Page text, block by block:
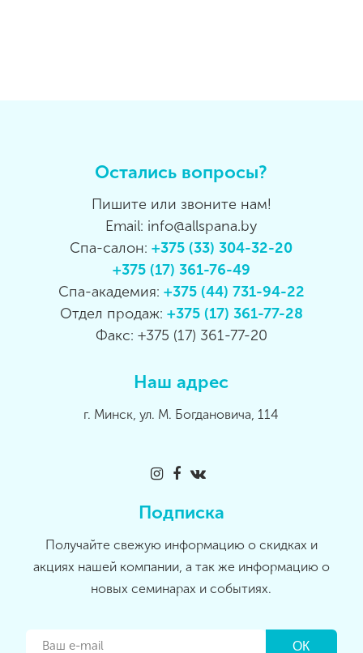
Остались вопросы?
Пишите или звоните нам!
Email: info@allspana.by
Спа-салон:+375 (33) 304-32-20
+375 (17) 361-76-49
Спа-академия: +375 (44) 731-94-22
Отдел продаж: +375 (17) 361-77-28
Факс: +375 (17) 361-77-20
Наш адрес
г. Минск, ул. М. Богдановича, 114
Подписка
Получайте свежую информацию о скидках и
акциях нашей компании, а так же информацию о
новых семинарах и событиях.